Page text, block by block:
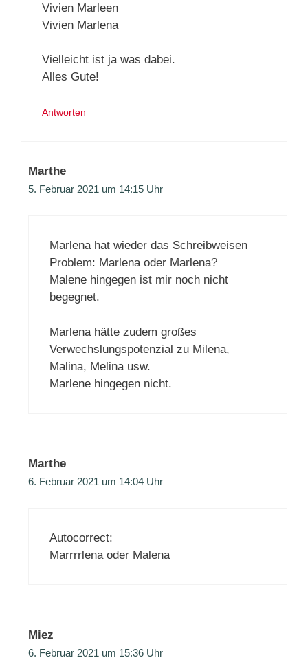
Vivien Marleen
Vivien Marlena
Vielleicht ist ja was dabei.
Alles Gute!
Antworten
Marthe
5. Februar 2021 um 14:15 Uhr
Marlena hat wieder das Schreibweisen
Problem: Marlena oder Marlena?
Malene hingegen ist mir noch nicht
begegnet.
Marlena hätte zudem großes
Verwechslungspotenzial zu Milena,
Malina, Melina usw.
Marlene hingegen nicht.
Marthe
6. Februar 2021 um 14:04 Uhr
Autocorrect:
Marrrrlena oder Malena
Miez
6. Februar 2021 um 15:36 Uhr